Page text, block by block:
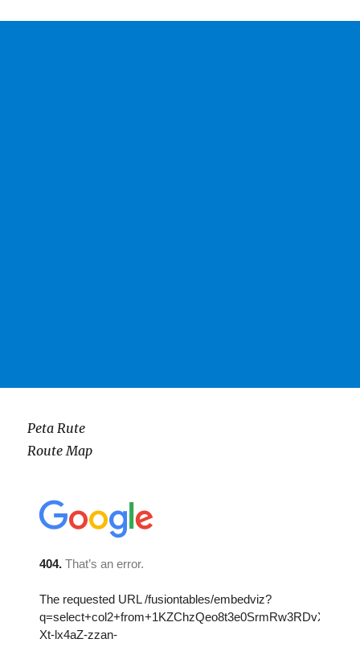
Peta Rute
Route Map